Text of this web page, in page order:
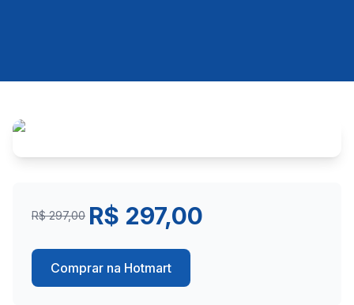
R$ 297,00 R$ 297,00
Comprar na Hotmart